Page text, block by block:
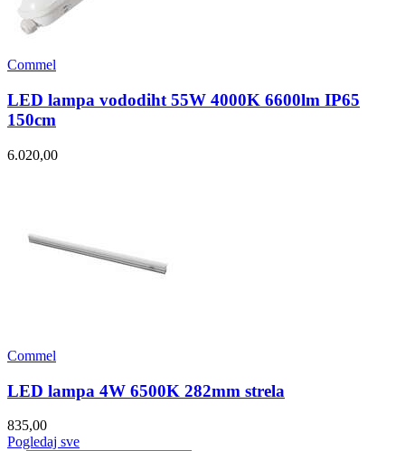
Commel
LED lampa vododiht 55W 4000K 6600lm IP65
150cm
6.020,00
Commel
LED lampa 4W 6500K 282mm strela
835,00
Pogledaj sve